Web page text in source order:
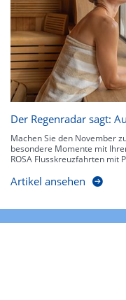
Der Regenradar sagt:
Machen Sie den November
besondere Momente mit
ROSA Flusskreuzfahrten mit
Artikel ansehen